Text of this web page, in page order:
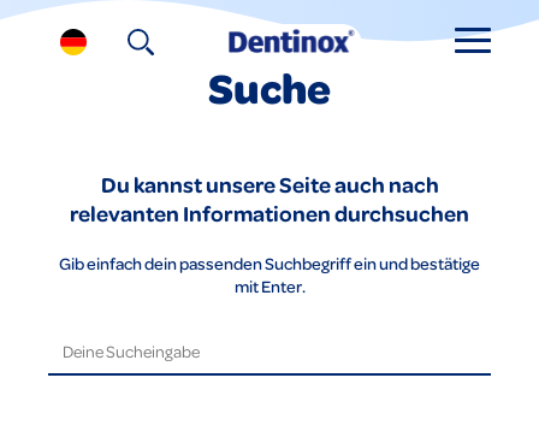
Suche
Du kannst unsere Seite auch nach
relevanten Informationen durchsuchen
Gib einfach dein passenden Suchbegriff ein und bestätige
mit Enter.